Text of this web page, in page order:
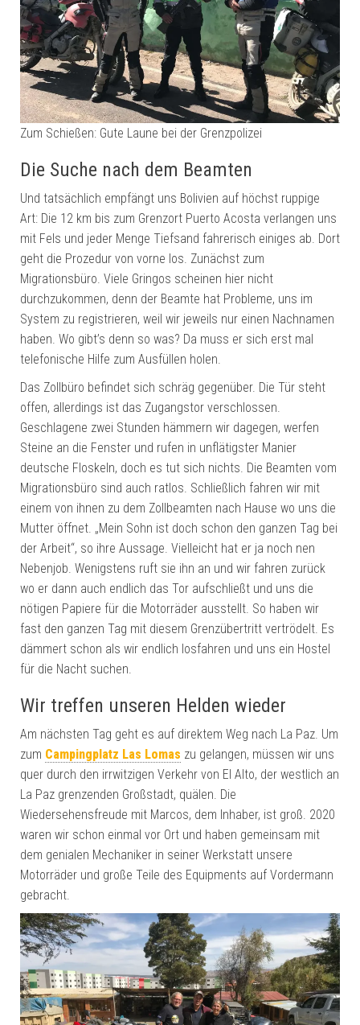
Zum Schießen: Gute Laune bei der Grenzpolizei
Die Suche nach dem Beamten
Und tatsächlich empfängt uns Bolivien auf höchst ruppige
Art: Die 12 km bis zum Grenzort Puerto Acosta verlangen uns
mit Fels und jeder Menge Tiefsand fahrerisch einiges ab. Dort
geht die Prozedur von vorne los. Zunächst zum
Migrationsbüro. Viele Gringos scheinen hier nicht
durchzukommen, denn der Beamte hat Probleme, uns im
System zu registrieren, weil wir jeweils nur einen Nachnamen
haben. Wo gibt’s denn so was? Da muss er sich erst mal
telefonische Hilfe zum Ausfüllen holen.
Das Zollbüro befindet sich schräg gegenüber. Die Tür steht
offen, allerdings ist das Zugangstor verschlossen.
Geschlagene zwei Stunden hämmern wir dagegen, werfen
Steine an die Fenster und rufen in unflätigster Manier
deutsche Floskeln, doch es tut sich nichts. Die Beamten vom
Migrationsbüro sind auch ratlos. Schließlich fahren wir mit
einem von ihnen zu dem Zollbeamten nach Hause wo uns die
Mutter öffnet. „Mein Sohn ist doch schon den ganzen Tag bei
der Arbeit“, so ihre Aussage. Vielleicht hat er ja noch nen
Nebenjob. Wenigstens ruft sie ihn an und wir fahren zurück
wo er dann auch endlich das Tor aufschließt und uns die
nötigen Papiere für die Motorräder ausstellt. So haben wir
fast den ganzen Tag mit diesem Grenzübertritt vertrödelt. Es
dämmert schon als wir endlich losfahren und uns ein Hostel
für die Nacht suchen.
Wir treffen unseren Helden wieder
Am nächsten Tag geht es auf direktem Weg nach La Paz. Um
zum Campingplatz Las Lomas zu gelangen, müssen wir uns
quer durch den irrwitzigen Verkehr von El Alto, der westlich an
La Paz grenzenden Großstadt, quälen. Die
Wiedersehensfreude mit Marcos, dem Inhaber, ist groß. 2020
waren wir schon einmal vor Ort und haben gemeinsam mit
dem genialen Mechaniker in seiner Werkstatt unsere
Motorräder und große Teile des Equipments auf Vordermann
gebracht.